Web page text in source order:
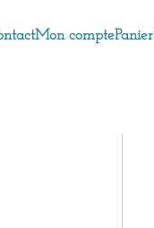
Mon comptePanier